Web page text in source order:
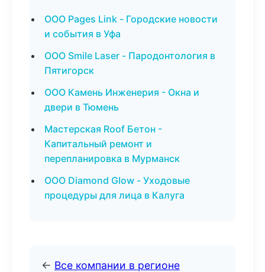
ООО Pages Link - Городские новости
и события в Уфа
ООО Smile Laser - Пародонтология в
Пятигорск
ООО Камень Инженерия - Окна и
двери в Тюмень
Мастерская Roof Бетон -
Капитальный ремонт и
перепланировка в Мурманск
ООО Diamond Glow - Уходовые
процедуры для лица в Калуга
← Все компании в регионе